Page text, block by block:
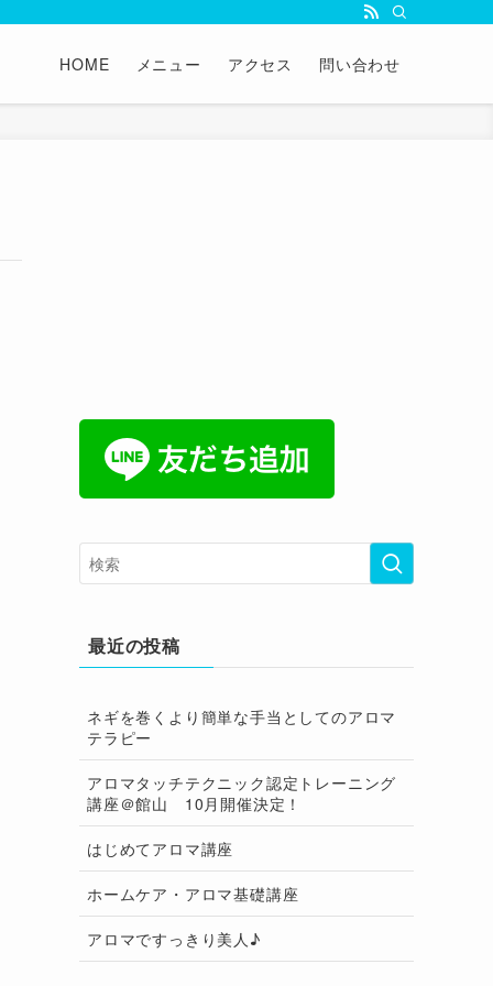
HOME メニュー アクセス 問い合わせ
最近の投稿
ネギを巻くより簡単な手当としてのアロマ
テラピー
アロマタッチテクニック認定トレーニング
講座＠館山 10月開催決定！
はじめてアロマ講座
ホームケア・アロマ基礎講座
アロマですっきり美人♪